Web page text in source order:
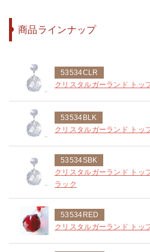
商品ラインナップ
53534CLR
クリスタルガーランド トッ
53534BLK
クリスタルガーランド トッ
53534SBK
クリスタルガーランド トッ
ラック
53534RED
クリスタルガーランド トッ